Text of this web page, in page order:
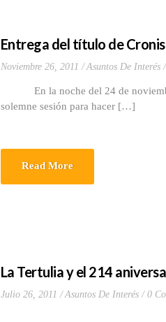
Entrega del título de
Noviembre 26, 2011 Asuntos De Interés
En la noche del 24 de noviembre,
solemne sesión para hacer […]
Read More
La Tertulia y el 214
Julio 26, 2011 Asuntos De Interés 0